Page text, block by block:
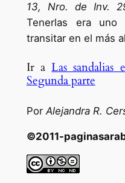
13, Nro. de Inv.
Tenerlas era
transitar en el más
Ir aLas
Segunda parte
Por Alejandra R.
©2011-